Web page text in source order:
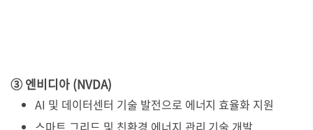
③ 엔비디아 (NVDA)
AI 및 데이터센터 기술 발전으로 에너지 효율화 지원
스마트 그리드 및 친환경 에너지 관리 기술 개발